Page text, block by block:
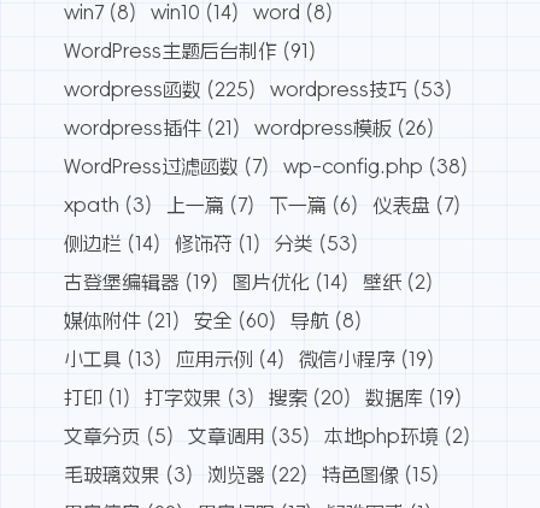
win7 (8) win10 (14) word (8)
WordPress主题后台制作 (91)
wordpress函数 (225) wordpress技巧 (53)
wordpress插件 (21) wordpress模板 (26)
WordPress过滤函数 (7) wp-config.php (38)
xpath (3) 上一篇 (7) 下一篇 (6) 仪表盘 (7)
侧边栏 (14) 修饰符 (1) 分类 (53)
古登堡编辑器 (19) 图片优化 (14) 壁纸 (2)
媒体附件 (21) 安全 (60) 导航 (8)
小工具 (13) 应用示例 (4) 微信小程序 (19)
打印 (1) 打字效果 (3) 搜索 (20) 数据库 (19)
文章分页 (5) 文章调用 (35) 本地php环境 (2)
毛玻璃效果 (3) 浏览器 (22) 特色图像 (15)